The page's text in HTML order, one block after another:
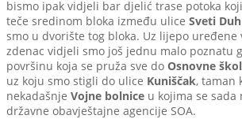
bismo ipak vidjeli bar djelić trase potoka
teče sredinom bloka između ulice Sveti Duh
smo u dvorište tog bloka. Uz lijepo
zdenac vidjeli smo još jednu malo poznatu
površinu koja se pruža sve do Osnovne
uz koju smo stigli do ulice Kuniščak, taman
nekadašnje Vojne bolnice u kojima se sada
državne obavještajne agencije SOA.